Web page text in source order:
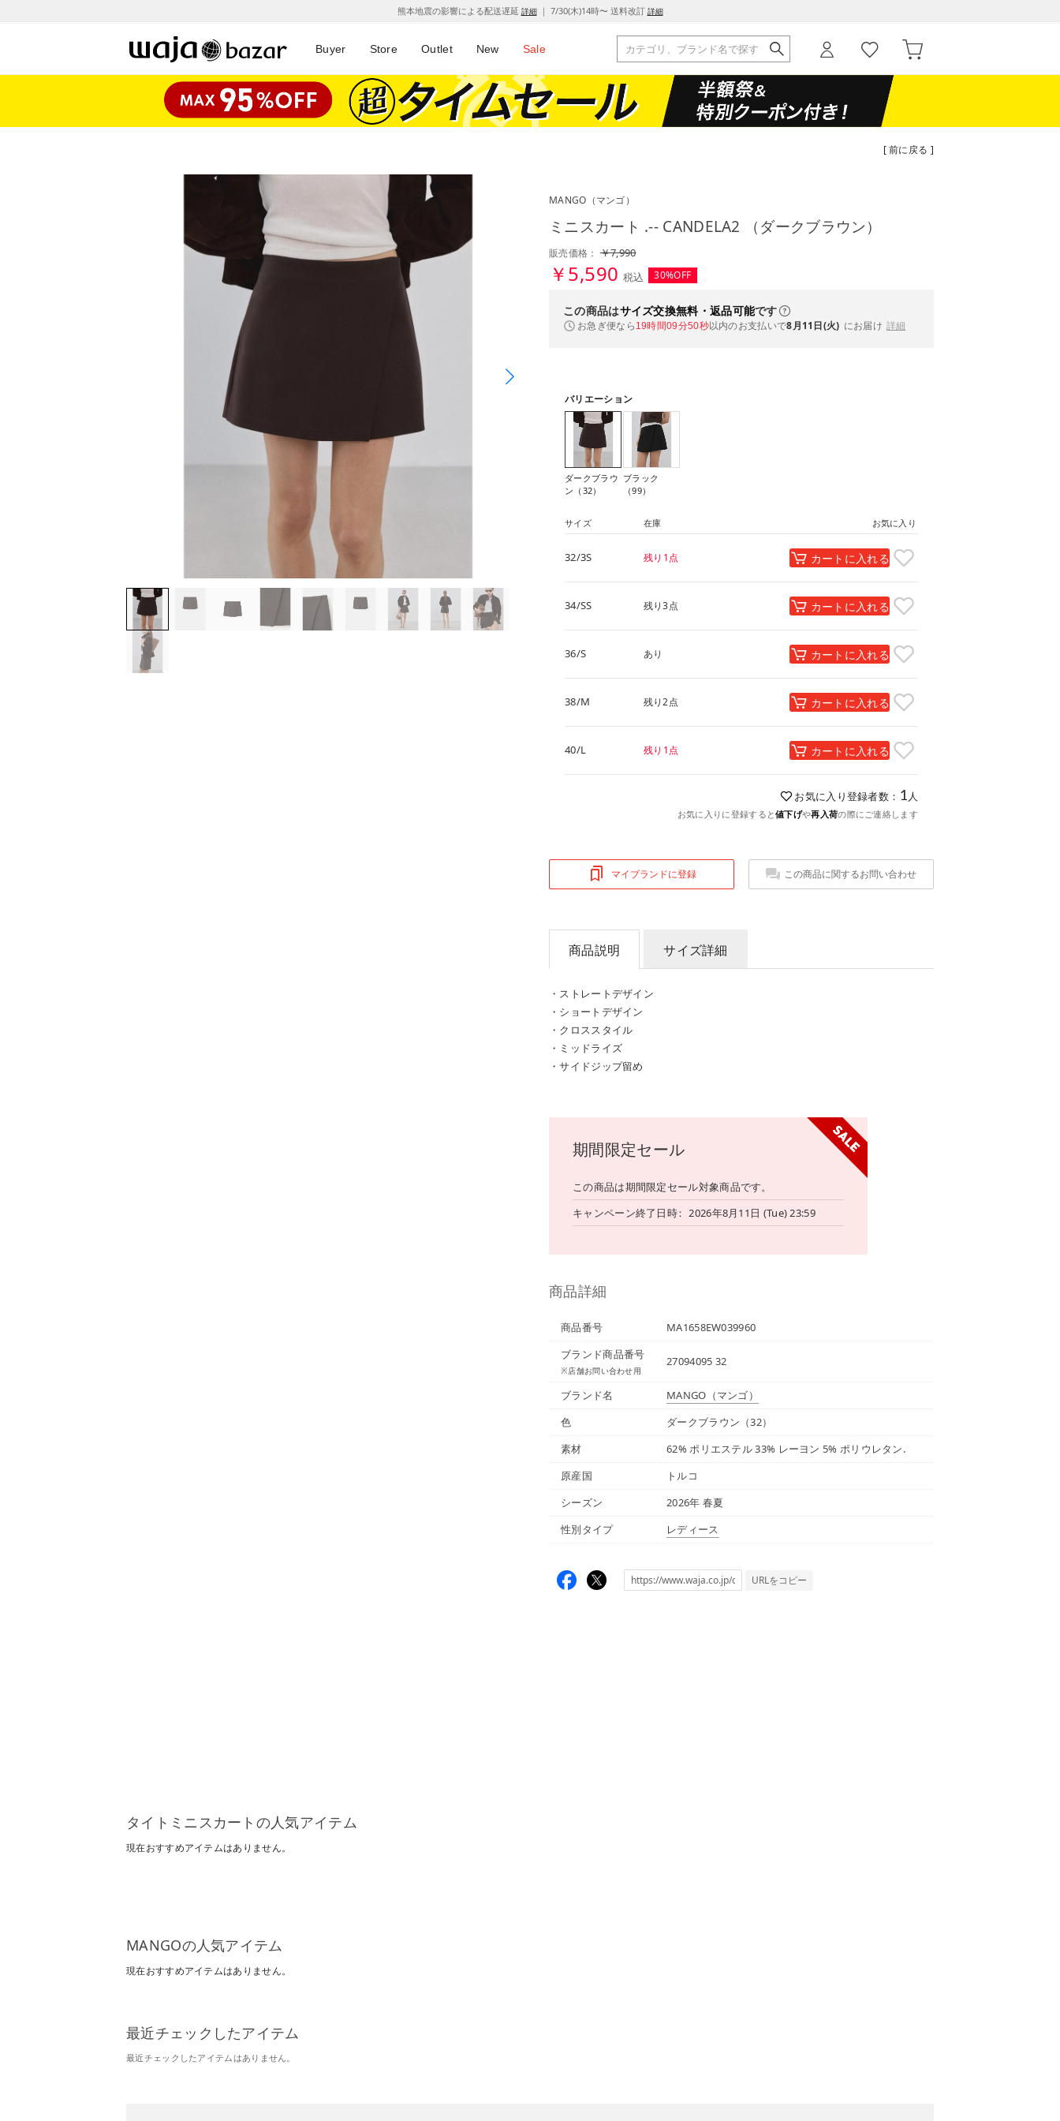
熊本地震の影響による配送遅延 詳細｜ 7/30(木)14時〜 送料改訂 詳細
Buyer Store Outlet New Sale
[ 前に戻る ]
MANGO （マンゴ）
ミニスカート .-- CANDELA2 （ダークブラウン）
販売価格：￥7,990
￥5,590 税込 30%OFF
この商品はサイズ交換無料・返品可能です
お急ぎ便なら 19時間09分49秒以内のお支払いで8月11日(火) にお届け 詳細
バリエーション
ダークブラウ
ン（32）
ブラック
（99）
サイズ 在庫 お気に入り
32/3S 残り1点 カートに入れる
34/SS 残り3点 カートに入れる
36/S あり カートに入れる
38/M 残り2点 カートに入れる
40/L 残り1点 カートに入れる
お気に入り登録者数： 1 人
お気に入りに登録すると値下げや再入荷の際にご連絡します
マイブランドに登録 この商品に関するお問い合わせ
商品説明 サイズ詳細
・ストレートデザイン
・ショートデザイン
・クロススタイル
・ミッドライズ
・サイドジップ留め
期間限定セール
この商品は期間限定セール対象商品です。
キャンペーン終了日時
2026年8月11日 (Tue) 23:59
商品詳細
商品番号
MA1658EW039960
ブランド商品番号
※店舗お問い合わせ用
27094095 32
ブランド名 MANGO （マンゴ）
色
ダークブラウン（32）
素材
62% ポリエステル 33% レーヨン 5% ポリウレタン.
原産国
トルコ
シーズン
2026年 春夏
性別タイプ
レディース
URLをコピー
タイトミニスカートの人気アイテム
現在おすすめアイテムはありません。
MANGOの人気アイテム
現在おすすめアイテムはありません。
最近チェックしたアイテム
最近チェックしたアイテムはありません。